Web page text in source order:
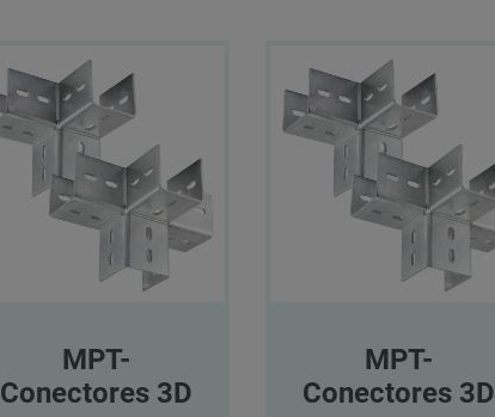
MPT-
Conectores 3D
MPT-
Conectores 3D